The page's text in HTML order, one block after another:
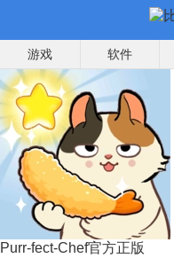
游戏 软件
Purr-fect-Chef官方正版